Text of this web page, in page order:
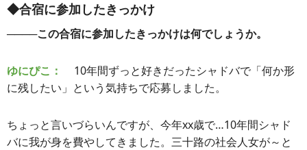
◆合宿に参加したきっかけ
────この合宿に参加したきっかけは何でしょうか。
ゆにぴこ：
10年間ずっと好きだったシャドバで「何か形
に残したい」という気持ちで応募しました。
ちょっと言いづらいんですが、今年xx歳で…10年間シャド
バに我が身を費やしてきました。三十路の社会人女が～と